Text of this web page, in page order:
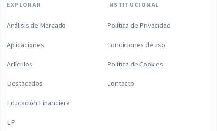
EXPLORAR
Análisis de Mercado
Aplicaciones
Artículos
Destacados
Educación Financiera
LP
INSTITUCIONAL
Política de Privacidad
Condiciones de uso
Política de Cookies
Contacto